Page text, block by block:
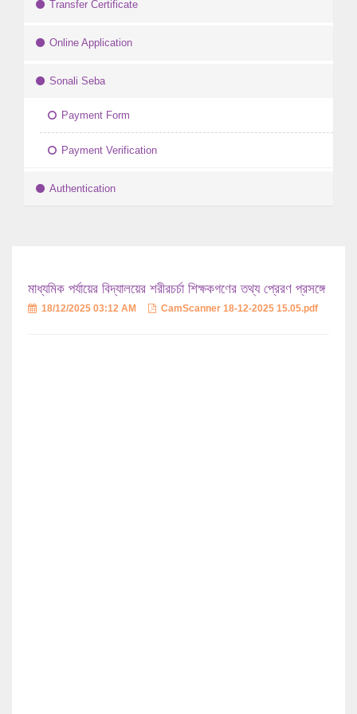
Transfer Certificate
Online Application
Sonali Seba
Payment Form
Payment Verification
Authentication
মাধ্যমিক পর্যায়ের বিদ্যালয়ের শরীরচর্চা শিক্ষকগণের তথ্য প্রেরণ প্রসঙ্গে
18/12/2025 03:12 AM CamScanner 18-12-2025 15.05.pdf